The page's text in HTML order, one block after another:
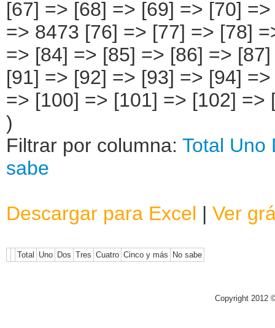
Filtrar por columna: Total Uno
sabe
Descargar para Excel | Ver
Total Uno Dos Tres Cuatro Cinco y más No sabe
Copyright 2012